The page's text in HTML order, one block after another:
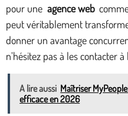
pour une agence web
peut véritablement
donner un avantage
n’hésitez pas à les contacter à
A lire aussi Maîtriser
efficace en 2026